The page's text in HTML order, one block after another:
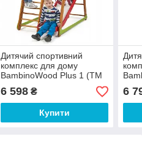
Дитячий спортивний
комплекс для дому
BambinoWood Plus 1 (ТМ
SportBaby)
6 598₴
Купити
(ТМ
6